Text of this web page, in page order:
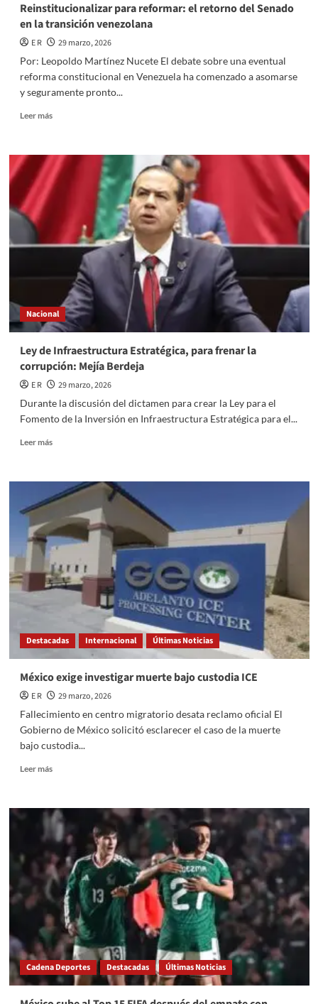
Reinstitucionalizar para reformar: el retorno del Senado
en la transición venezolana
E R
29 marzo, 2026
Por: Leopoldo Martínez Nucete El debate sobre una eventual
reforma constitucional en Venezuela ha comenzado a asomarse
y seguramente pronto...
Leer másRead
Reinstitucionalizar
para
reformar:
el
Senado
en
transición
venezolana
Nacional
Ley de Infraestructura Estratégica, para frenar la
corrupción: Mejía Berdeja
E R
29 marzo, 2026
Durante la discusión del dictamen para crear la Ley para el
Fomento de la Inversión en Infraestructura Estratégica para el...
Leer másRead
Ley
de
Infraestructura
Estratégica,
para
frenar
la
corrupción:
Mejía
Destacadas Internacional Últimas Noticias
México exige investigar muerte bajo custodia ICE
E R
29 marzo, 2026
Fallecimiento en centro migratorio desata reclamo oficial El
Gobierno de México solicitó esclarecer el caso de la muerte
bajo custodia...
Leer másRead
México
exige
investigar
muerte
bajo
custodia
Cadena Deportes Destacadas Últimas Noticias